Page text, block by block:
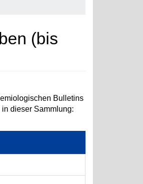
(bis
Bulletins
dieser Sammlung: